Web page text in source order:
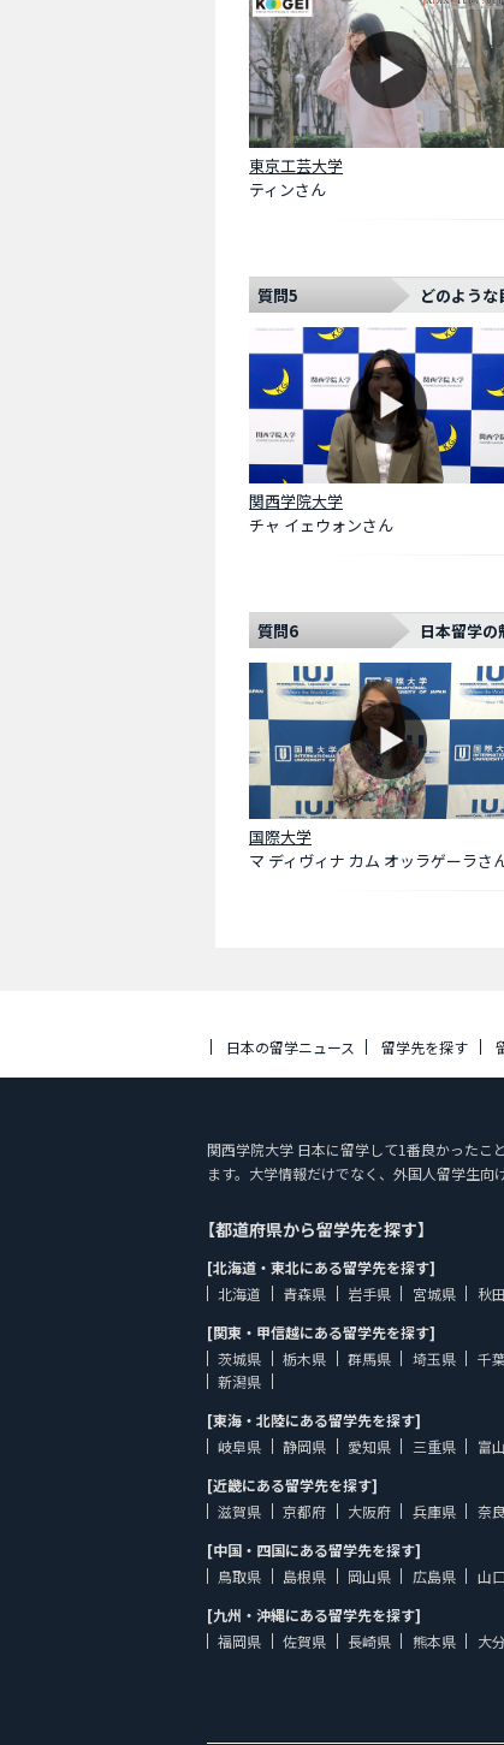
東京工芸大学
ティンさん
質問5 どのよう
関西学院大学
チャ イェウォンさん
質問6 日本留学の
国際大学
マ ディヴィナ カム オッラゲーラさ
日本の留学ニュース 留学先を探す
関西学院大学 日本に留学して1番良かったこ
ます。大学情報だけでなく、外国人留学生向
【都道府県から留学先を探す】
[北海道・東北にある留学先を探す]
北海道
青森県 岩手県 宮城県 秋
[関東・甲信越にある留学先を探す]
茨城県
栃木県 群馬県 埼玉県 千
新潟県
[東海・北陸にある留学先を探す]
岐阜県
静岡県 愛知県 三重県 富
[近畿にある留学先を探す]
滋賀県
京都府 大阪府 兵庫県 奈
[中国・四国にある留学先を探す]
鳥取県
島根県 岡山県 広島県 山
[九州・沖縄にある留学先を探す]
福岡県
佐賀県 長崎県 熊本県 大